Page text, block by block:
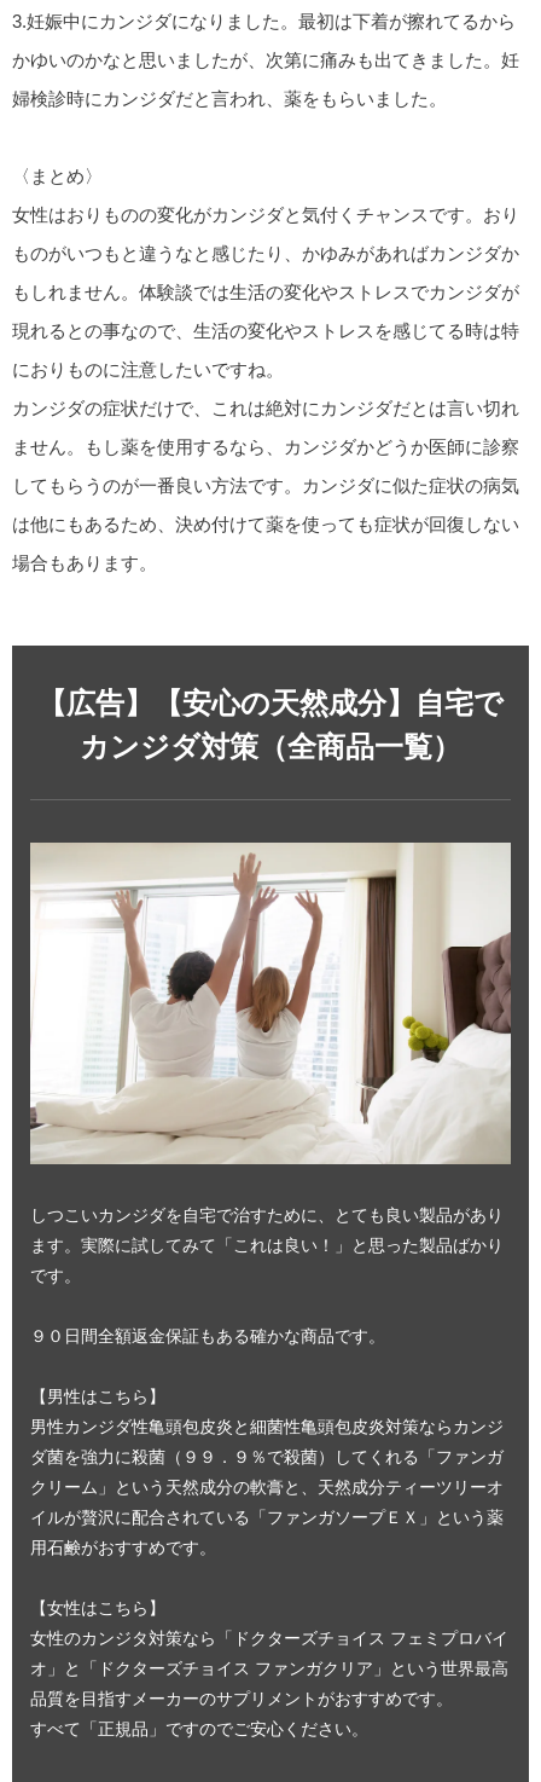
3.妊娠中にカンジダになりました。最初は下着が擦れてるから
かゆいのかなと思いましたが、次第に痛みも出てきました。妊
婦検診時にカンジダだと言われ、薬をもらいました。
〈まとめ〉
女性はおりものの変化がカンジダと気付くチャンスです。おり
ものがいつもと違うなと感じたり、かゆみがあればカンジダか
もしれません。体験談では生活の変化やストレスでカンジダが
現れるとの事なので、生活の変化やストレスを感じてる時は特
におりものに注意したいですね。
カンジダの症状だけで、これは絶対にカンジダだとは言い切れ
ません。もし薬を使用するなら、カンジダかどうか医師に診察
してもらうのが一番良い方法です。カンジダに似た症状の病気
は他にもあるため、決め付けて薬を使っても症状が回復しない
場合もあります。
【広告】【安心の天然成分】自宅で
カンジダ対策（全商品一覧）
しつこいカンジダを自宅で治すために、とても良い製品があり
ます。実際に試してみて「これは良い！」と思った製品ばかり
です。
９０日間全額返金保証もある確かな商品です。
【男性はこちら】
男性カンジダ性亀頭包皮炎と細菌性亀頭包皮炎対策ならカンジ
ダ菌を強力に殺菌（９９．９％で殺菌）してくれる「ファンガ
クリーム」という天然成分の軟膏と、天然成分ティーツリーオ
イルが贅沢に配合されている「ファンガソープＥＸ」という薬
用石鹸がおすすめです。
【女性はこちら】
女性のカンジタ対策なら「ドクターズチョイス フェミプロバイ
オ」と「ドクターズチョイス ファンガクリア」という世界最高
品質を目指すメーカーのサプリメントがおすすめです。
すべて「正規品」ですのでご安心ください。